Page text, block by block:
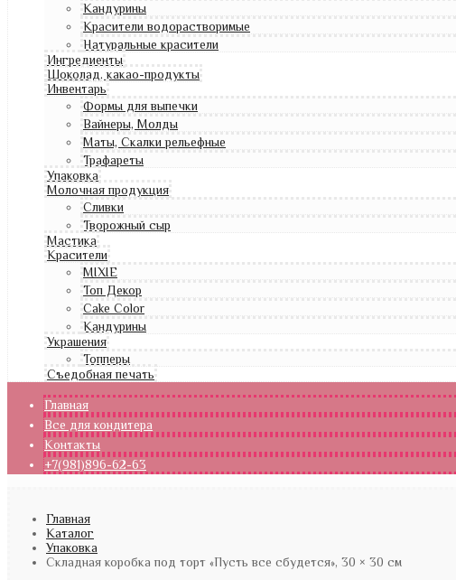
Кандурины
Красители водорастворимые
Натуральные красители
Ингредиенты
Шоколад, какао-продукты
Инвентарь
Формы для выпечки
Вайнеры, Молды
Маты, Скалки рельефные
Трафареты
Упаковка
Молочная продукция
Сливки
Творожный сыр
Мастика
Красители
MIXIE
Топ Декор
Cake Color
Кандурины
Украшения
Топперы
Съедобная печать
Главная
Все для кондитера
Контакты
+7(981)896-62-63
Главная
Каталог
Упаковка
Складная коробка под торт «Пусть все сбудется», 30 × 30 см